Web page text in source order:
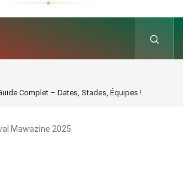
Complet – Dates, Stades, Équipes !
Mawazine 2025